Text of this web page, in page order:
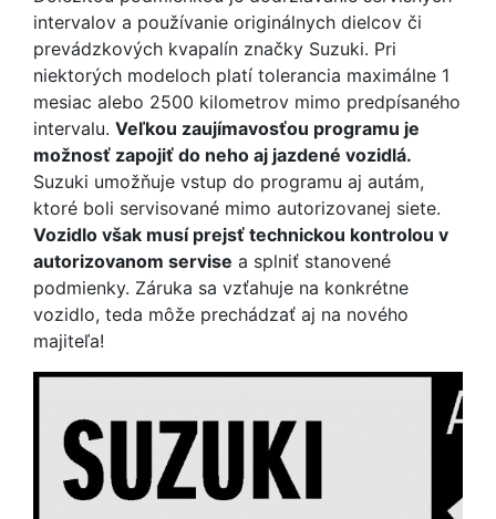
intervalov a používanie originálnych dielcov či
prevádzkových kvapalín značky Suzuki. Pri
niektorých modeloch platí tolerancia maximálne 1
mesiac alebo 2500 kilometrov mimo predpísaného
intervalu. Veľkou zaujímavosťou programu je
možnosť zapojiť do neho aj jazdené vozidlá.
Suzuki umožňuje vstup do programu aj autám,
ktoré boli servisované mimo autorizovanej siete.
Vozidlo však musí prejsť technickou kontrolou v
autorizovanom servise a splniť stanovené
podmienky. Záruka sa vzťahuje na konkrétne
vozidlo, teda môže prechádzať aj na nového
majiteľa!